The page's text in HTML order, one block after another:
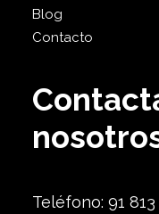
Blog
Contacto
Teléfono: 91